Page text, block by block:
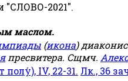
"СЛОВО-2021".
маслом.
(икона)
пресвитера. Сщмч.
полу́), IV, 22-31. Лк., 36